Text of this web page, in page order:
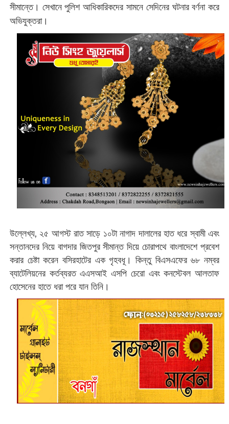
সীমান্তে। সেখানে পুলিশ আধিকারিকদের সামনে সেদিনের ঘটনার বর্ণনা করে
অভিযুক্তরা।
উল্লেখ্য, ২৫ আগস্ট রাত সাড়ে ১০টা নাগাদ দালালের হাত ধরে স্বামী এবং
সন্তানদের নিয়ে বাগদার জিতপুর সীমান্ত দিয়ে চোরাপথে বাংলাদেশে প্রবেশ
করার চেষ্টা করেন বসিরহাটের এক গৃহবধূ। কিন্তু বিএসএফের ৬৮ নম্বর
ব্যাটেলিয়নের কর্তব্যরত এএসআই এসপি চেরো এবং কনস্টেবল আলতাফ
হোসেনের হাতে ধরা পরে যান তিনি।